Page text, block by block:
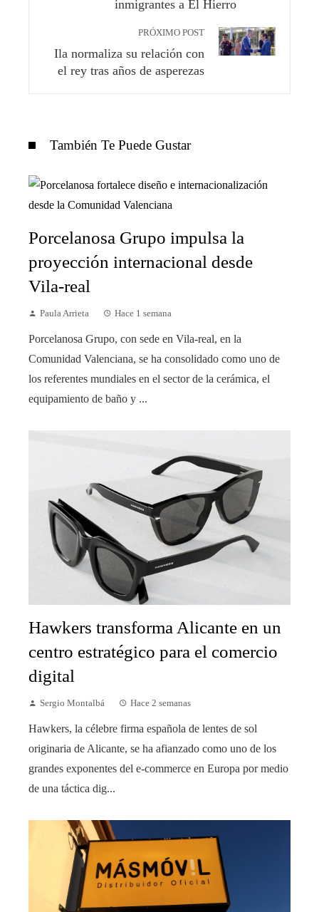
inmigrantes a El Hierro
PRÓXIMO POST
Ila normaliza su relación con
el rey tras años de asperezas
También Te Puede Gustar
Porcelanosa Grupo impulsa la
proyección internacional desde
Vila-real
Paula Arrieta Hace 1 semana
Porcelanosa Grupo, con sede en Vila-real, en la
Comunidad Valenciana, se ha consolidado como uno de
los referentes mundiales en el sector de la cerámica, el
equipamiento de baño y ...
Hawkers transforma Alicante en un
centro estratégico para el comercio
digital
Sergio Montalbá Hace 2 semanas
Hawkers, la célebre firma española de lentes de sol
originaria de Alicante, se ha afianzado como uno de los
grandes exponentes del e-commerce en Europa por medio
de una táctica dig...